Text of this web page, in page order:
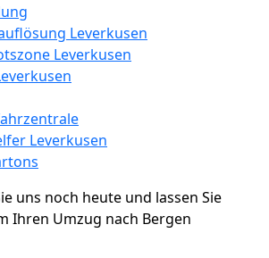
Leverkusen
Leverkusen
Leverkusen
uns noch heute und lassen Sie
Ihren Umzug nach Bergen